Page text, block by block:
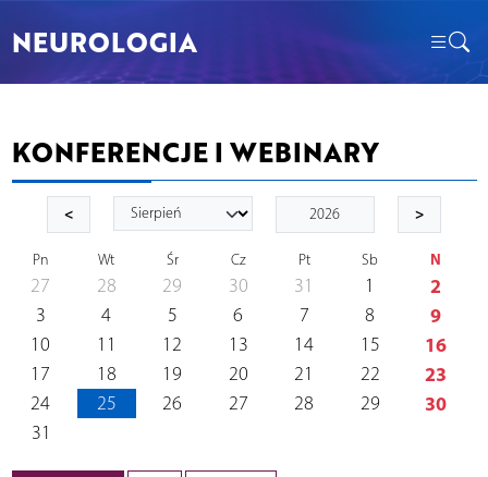
NEUROLOGIA
KONFERENCJE I WEBINARY
< >
Pn
27
Wt
28
Śr
29
Cz
30
Pt
31
Sb
1
N
2
3 4 5 6 7 8 9
10 11 12 13 14 15 16
17 18 19 20 21 22 23
24 25 26 27 28 29 30
31